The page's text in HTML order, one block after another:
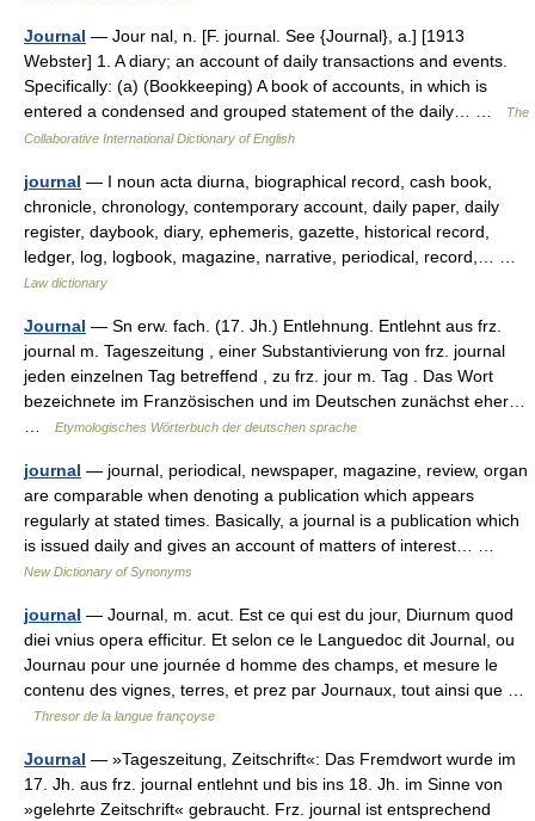
Journal — Jour nal, n. [F. journal. See {Journal}, a.] [1913
Webster] 1. A diary; an account of daily transactions and events.
Specifically: (a) (Bookkeeping) A book of accounts, in which is
entered a condensed and grouped statement of the daily… …
The
Collaborative International Dictionary of English
journal — I noun acta diurna, biographical record, cash book,
chronicle, chronology, contemporary account, daily paper, daily
register, daybook, diary, ephemeris, gazette, historical record,
ledger, log, logbook, magazine, narrative, periodical, record,… …
Law dictionary
Journal — Sn erw. fach. (17. Jh.) Entlehnung. Entlehnt aus frz.
journal m. Tageszeitung , einer Substantivierung von frz. journal
jeden einzelnen Tag betreffend , zu frz. jour m. Tag . Das Wort
bezeichnete im Französischen und im Deutschen zunächst eher…
Etymologisches Wörterbuch der deutschen sprache
journal — journal, periodical, newspaper, magazine, review, organ
are comparable when denoting a publication which appears
regularly at stated times. Basically, a journal is a publication which
is issued daily and gives an account of matters of interest… …
New Dictionary of Synonyms
journal — Journal, m. acut. Est ce qui est du jour, Diurnum quod
diei vnius opera efficitur. Et selon ce le Languedoc dit Journal, ou
Journau pour une journée d homme des champs, et mesure le
contenu des vignes, terres, et prez par Journaux, tout ainsi que …
Thresor de la langue françoyse
Journal — »Tageszeitung, Zeitschrift«: Das Fremdwort wurde im
17. Jh. aus frz. journal entlehnt und bis ins 18. Jh. im Sinne von
»gelehrte Zeitschrift« gebraucht. Frz. journal ist entsprechend